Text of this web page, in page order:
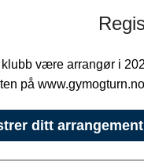
være arrangør i
på
ditt